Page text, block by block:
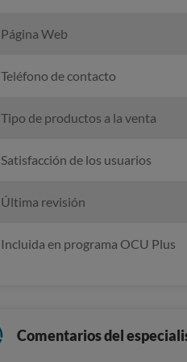
Página Web
Teléfono de contacto
Tipo de productos a la venta
Satisfacción de los usuarios
Última revisión
Incluida en programa OCU Plus
Comentarios del